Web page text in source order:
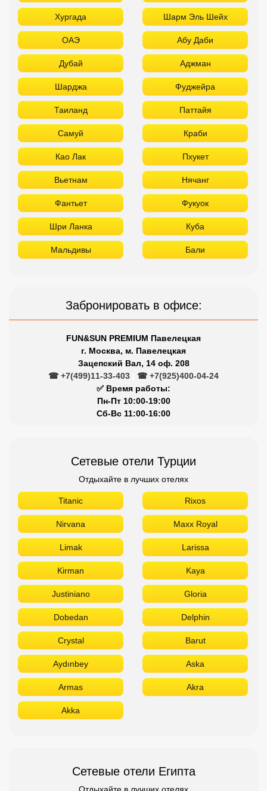
Хургада Шарм Эль Шейх
ОАЭ Абу Даби
Дубай Аджман
Шарджа Фуджейра
Таиланд Паттайя
Самуй Краби
Као Лак Пхукет
Вьетнам Нячанг
Фантьет Фукуок
Шри Ланка Куба
Мальдивы Бали
Забронировать в офисе:
FUN&SUN PREMIUM Павелецкая
г. Москва, м. Павелецкая
Зацепский Вал, 14 оф. 208
☎ +7(499)11-33-403
☎ +7(925)400-04-24
✅ Время работы:
Пн-Пт 10:00-19:00
Сб-Вс 11:00-16:00
Сетевые отели Турции
Отдыхайте в лучших отелях
Titanic Rixos
Nirvana Maxx Royal
Limak Larissa
Kirman Kaya
Justiniano Gloria
Dobedan Delphin
Crystal Barut
Aydınbey Aska
Armas Akra
Akka
Сетевые отели Египта